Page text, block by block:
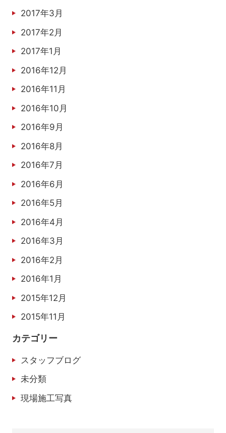
2017年3月
2017年2月
2017年1月
2016年12月
2016年11月
2016年10月
2016年9月
2016年8月
2016年7月
2016年6月
2016年5月
2016年4月
2016年3月
2016年2月
2016年1月
2015年12月
2015年11月
カテゴリー
スタッフブログ
未分類
現場施工写真